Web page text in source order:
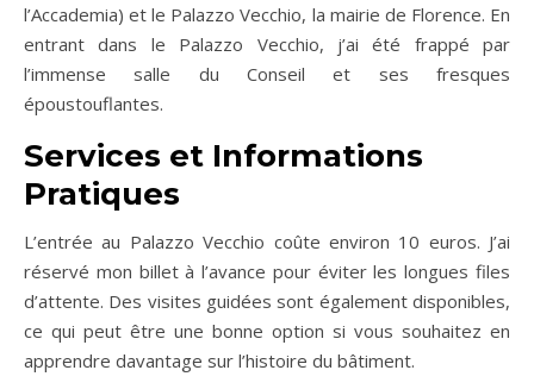
l’Accademia) et le Palazzo Vecchio, la mairie de Florence. En
entrant dans le Palazzo Vecchio, j’ai été frappé par
l’immense salle du Conseil et ses fresques
époustouflantes.
Services et Informations
Pratiques
L’entrée au Palazzo Vecchio coûte environ 10 euros. J’ai
réservé mon billet à l’avance pour éviter les longues files
d’attente. Des visites guidées sont également disponibles,
ce qui peut être une bonne option si vous souhaitez en
apprendre davantage sur l’histoire du bâtiment.